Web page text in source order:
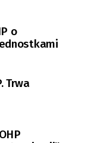
o
Trwa